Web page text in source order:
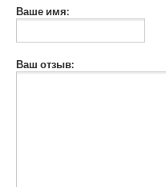
Ваше имя:
Ваш отзыв: